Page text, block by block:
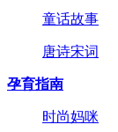
童话故事
唐诗宋词
孕育指南
时尚妈咪